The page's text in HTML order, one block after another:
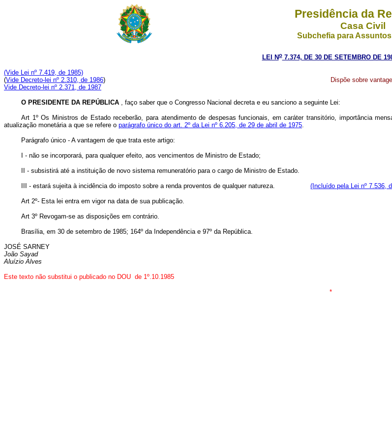
Presidência da
Casa Civil
Subchefia para
LEI No7.374, DE 30 DE SETEMBRO DE
(Vide Lei nº 7.419, de 1985)
(Vide Decreto-lei nº 2.310, de 1986)
Vide Decreto-lei nº 2.371, de 1987
Dispõe sobre
O PRESIDENTE DA REPÚBLICA , faço saber que o Congresso Nacional decreta e eu sanciono a seguinte Lei:
Art 1º Os Ministros de Estado receberão, para atendimento de despesas funcionais, em caráter transitório, importância
atualização monetária a que se refere o parágrafo único do art. 2º da Lei nº 6.205, de 29 de abril de 1975.
Parágrafo único - A vantagem de que trata este artigo:
I - não se incorporará, para qualquer efeito, aos vencimentos de Ministro de Estado;
II - subsistirá até a instituição de novo sistema remuneratório para o cargo de Ministro de Estado.
III - estará sujeita à incidência do imposto sobre a renda proventos de qualquer natureza. (Incluído pela Lei nº 7.536,
Art 2º- Esta lei entra em vigor na data de sua publicação.
Art 3º Revogam-se as disposições em contrário.
Brasília, em 30 de setembro de 1985; 164º da Independência e 97º da República.
JOSÉ SARNEY
João Sayad
Aluízio Alves
Este texto não substitui o publicado no DOU de 1º.10.1985
*